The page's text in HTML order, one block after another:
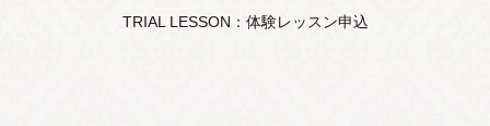
TRIAL LESSON：体験レッスン申込